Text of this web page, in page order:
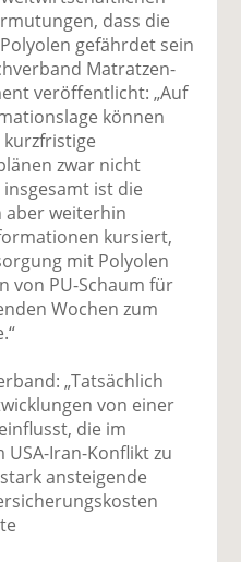
F
ac
e
b
o
o
k
te
il
e
n
tt
er
n
Li
n
k
e
di
te
il
n
E
m
ai
l
v
e
n
e
n
dass die
gefährdet sein
Matratzen-
veröffentlicht: „Auf
können
kurzfristige
zwar nicht
ist die
aber weiterhin
kursiert,
mit Polyolen
von PU-Schaum für
Wochen zum
„Tatsächlich
von einer
die im
Iran-Konflikt zu
ansteigende